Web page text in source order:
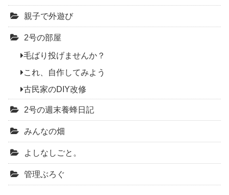
親子で外遊び
2号の部屋
毛ばり投げませんか？
これ、自作してみよう
古民家のDIY改修
2号の週末養蜂日記
みんなの畑
よしなしごと。
管理ぶろぐ